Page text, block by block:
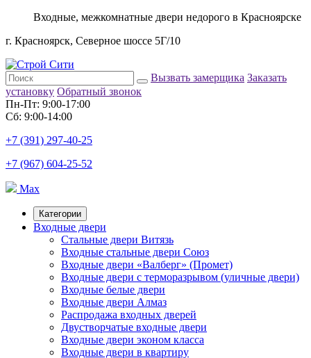
Входные, межкомнатные двери недорого в Красноярске
г. Красноярск, Северное шоссе 5Г/10
Вызвать замерщика Заказать
установку Обратный звонок
Пн-Пт: 9:00-17:00
Сб: 9:00-14:00
+7 (391) 297-40-25
+7 (967) 604-25-52
Max
Категории
Входные двери
Стальные двери Витязь
Входные стальные двери Союз
Входные двери «Валберг» (Промет)
Входные двери с терморазрывом (уличные двери)
Входные белые двери
Входные двери Алмаз
Распродажа входных дверей
Двустворчатые входные двери
Входные двери эконом класса
Входные двери в квартиру